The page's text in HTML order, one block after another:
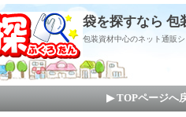
袋を探すなら 包
包装資材中心のネット通販
▶ TOPページへ